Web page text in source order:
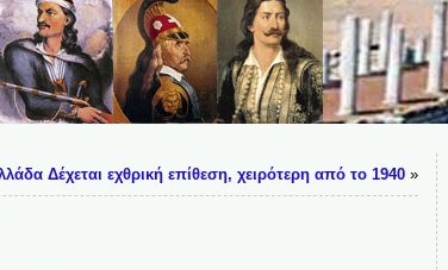
Δέχεται εχθρική επίθεση, χειρότερη από το 1940»